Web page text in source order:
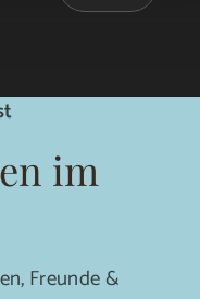
im
Freunde &